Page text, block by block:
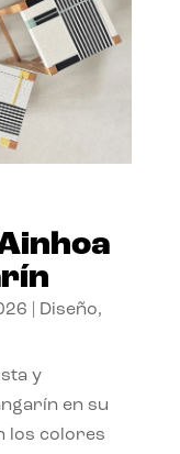
Diseño,
y
en su
los colores